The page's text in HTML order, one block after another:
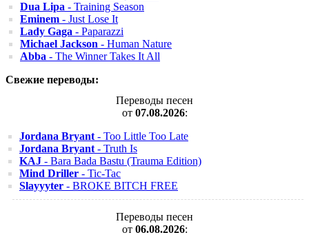
Dua Lipa - Training Season
Eminem - Just Lose It
Lady Gaga - Paparazzi
Michael Jackson - Human Nature
Abba - The Winner Takes It All
Свежие переводы:
Переводы песен
от 07.08.2026:
Jordana Bryant - Too Little Too Late
Jordana Bryant - Truth Is
KAJ - Bara Bada Bastu (Trauma Edition)
Mind Driller - Tic-Tac
Slayyyter - BROKE BITCH FREE
Переводы песен
от 06.08.2026: